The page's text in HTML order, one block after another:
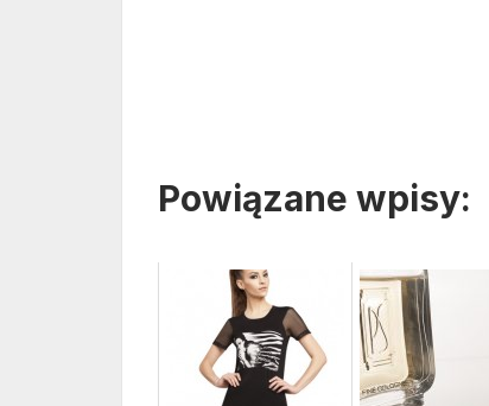
Powiązane wpisy: